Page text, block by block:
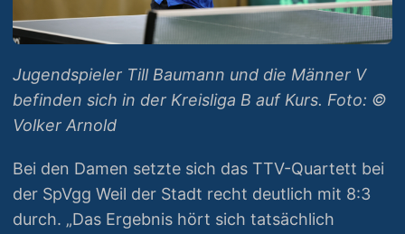
Jugendspieler Till Baumann und die Männer V
befinden sich in der Kreisliga B auf Kurs. Foto: ©
Volker Arnold
Bei den Damen setzte sich das TTV-Quartett bei
der SpVgg Weil der Stadt recht deutlich mit 8:3
durch. „Das Ergebnis hört sich tatsächlich